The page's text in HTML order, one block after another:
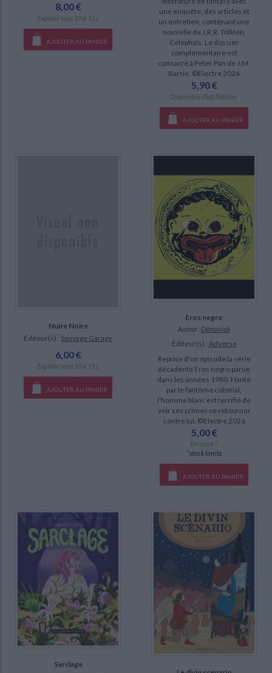
8,00 €
Expédié sous 10 à 15 j.
AJOUTER AU PANIER
une enquête, des articles et
un entretien, contenant une
nouvelle de J.R.R. Tolkien,
Celephaïs. Le dossier
complémentaire est
consacré à Peter Pan de J.M.
Barrie. ©Electre 2026
5,90 €
Disponible chez l'éditeur
AJOUTER AU PANIER
Nuire Noire
Éditeur(s) : Sauvage Garage
6,00 €
Expédié sous 10 à 15 j.
AJOUTER AU PANIER
Eros negro
Auteur : Démoniak
Éditeur(s) : Adverse
Reprise d'un épisode la série
décadente Eros negro parue
dans les années 1980. Hanté
par le fantôme colonial,
l'homme blanc est terrifié de
voir ses crimes se retourner
contre lui. ©Electre 2026
5,00 €
En stock *
*stock limité
AJOUTER AU PANIER
Sarclage